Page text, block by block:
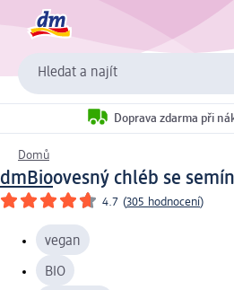
Hledat a najít
Doprava zdarma při
Domů
dmBioovesný chléb se
4.7 (305 hodnocení)
vegan
BIO